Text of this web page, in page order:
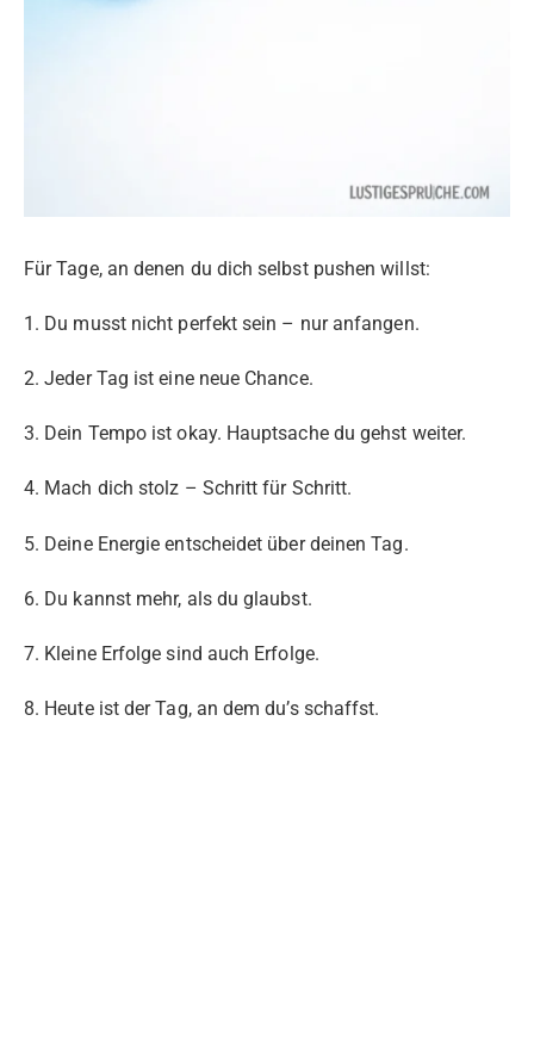
Für Tage, an denen du dich selbst pushen willst:
1. Du musst nicht perfekt sein – nur anfangen.
2. Jeder Tag ist eine neue Chance.
3. Dein Tempo ist okay. Hauptsache du gehst weiter.
4. Mach dich stolz – Schritt für Schritt.
5. Deine Energie entscheidet über deinen Tag.
6. Du kannst mehr, als du glaubst.
7. Kleine Erfolge sind auch Erfolge.
8. Heute ist der Tag, an dem du’s schaffst.